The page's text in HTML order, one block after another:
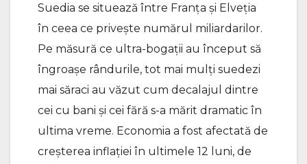
Suedia se situează între Franţa şi Elveţia
în ceea ce priveşte numărul miliardarilor.
Pe măsură ce ultra-bogaţii au început să
îngroaşe rândurile, tot mai mulţi suedezi
mai săraci au văzut cum decalajul dintre
cei cu bani şi cei fără s-a mărit dramatic în
ultima vreme. Economia a fost afectată de
creşterea inflaţiei în ultimele 12 luni, de